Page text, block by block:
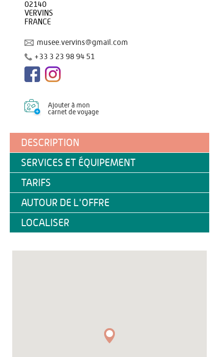
02140
VERVINS
FRANCE
musee.vervins@gmail.com
+33 3 23 98 94 51
Ajouter à mon
carnet de voyage
DESCRIPTION
SERVICES ET ÉQUIPEMENT
TARIFS
AUTOUR DE L'OFFRE
LOCALISER